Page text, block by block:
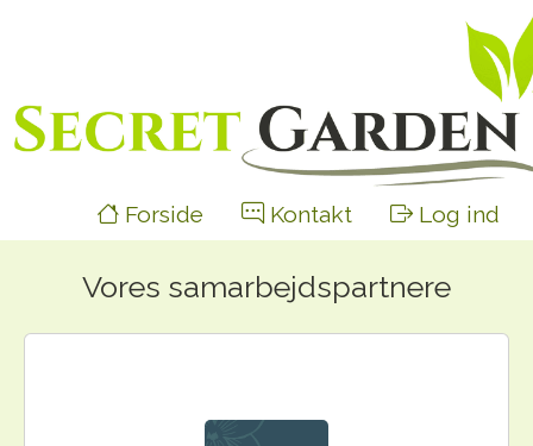
Forside Kontakt Log ind
Vores samarbejdspartnere